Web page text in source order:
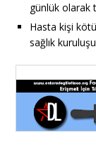
günlük olarak
Hasta kişi
sağlık